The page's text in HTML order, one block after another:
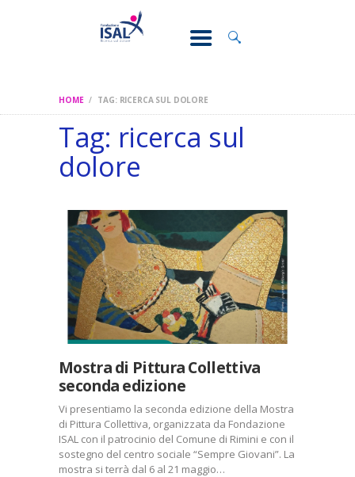
HOME TAG: RICERCA SUL DOLORE
Tag: ricerca sul
dolore
CONOSCI IL
DOLORE
RICERCA
FORMAZIONE
CHI SIAMO
Mostra di Pittura Collettiva
seconda edizione
Vi presentiamo la seconda edizione della Mostra
di Pittura Collettiva, organizzata da Fondazione
ISAL con il patrocinio del Comune di Rimini e con il
sostegno del centro sociale “Sempre Giovani”. La
mostra si terrà dal 6 al 21 maggio…